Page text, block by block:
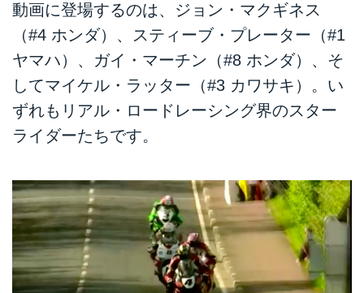
動画に登場するのは、ジョン・マクギネス
（#4 ホンダ）、スティーブ・プレーター（#1
ヤマハ）、ガイ・マーチン（#8 ホンダ）、そ
してマイケル・ラッター（#3 カワサキ）。い
ずれもリアル・ロードレーシング界のスター
ライダーたちです。